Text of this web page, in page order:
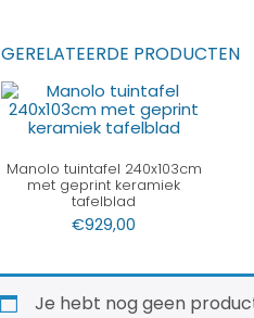
GERELATEERDE PRODUCTEN
Manolo tuintafel 240x103cm
met geprint keramiek
tafelblad
€929,00
Je hebt nog geen